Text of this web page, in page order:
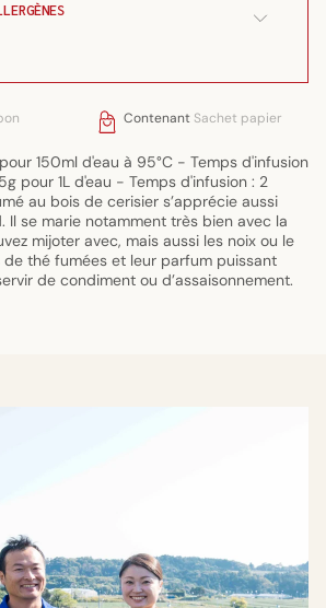
Contenant Sachet papier
150ml d'eau à 95°C - Temps d'infusion
pour 1L d'eau - Temps d'infusion : 2
au bois de cerisier s’apprécie aussi
Il se marie notamment très bien avec la
mijoter avec, mais aussi les noix ou le
de thé fumées et leur parfum puissant
de condiment ou d’assaisonnement.